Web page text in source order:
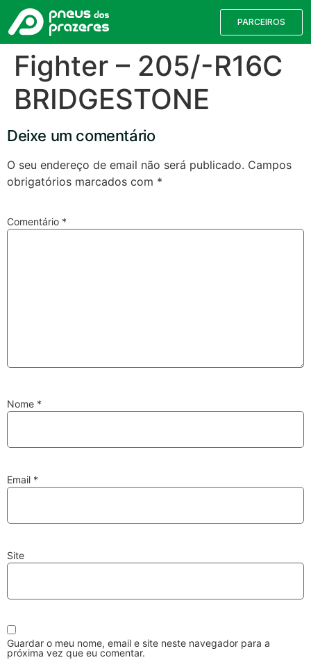
PARCEIROS
Fighter – 205/-R16C
BRIDGESTONE
Deixe um comentário
O seu endereço de email não será publicado. Campos
obrigatórios marcados com *
Comentário *
Nome *
Email *
Site
Guardar o meu nome, email e site neste navegador para a
próxima vez que eu comentar.
Pesquisa de Pneus
Válvulas TPMS
Discos e Pastilhas
Amortecedores